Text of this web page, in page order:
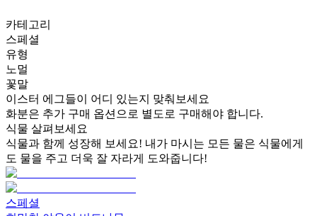
카테고리
스페셜
유형
노멀
꽃말
이스터 에그들이 어디 있는지 맞춰보세요
화분은 추가 구매 옵션으로 별도로 구매해야 합니다.
식물 살펴보세요
식물과 함께 성장해 보세요! 내가 마시는 모든 물은 식물에게
도 물을 주고 더욱 잘 자라게 도와줍니다!
스페셜